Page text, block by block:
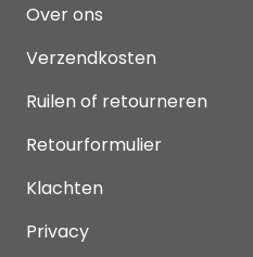
Over ons
Verzendkosten
Ruilen of retourneren
Retourformulier
Klachten
Privacy